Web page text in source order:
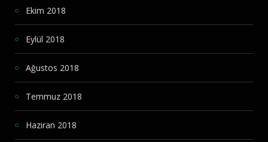
Ekim 2018
Eylül 2018
Ağustos 2018
Temmuz 2018
Haziran 2018